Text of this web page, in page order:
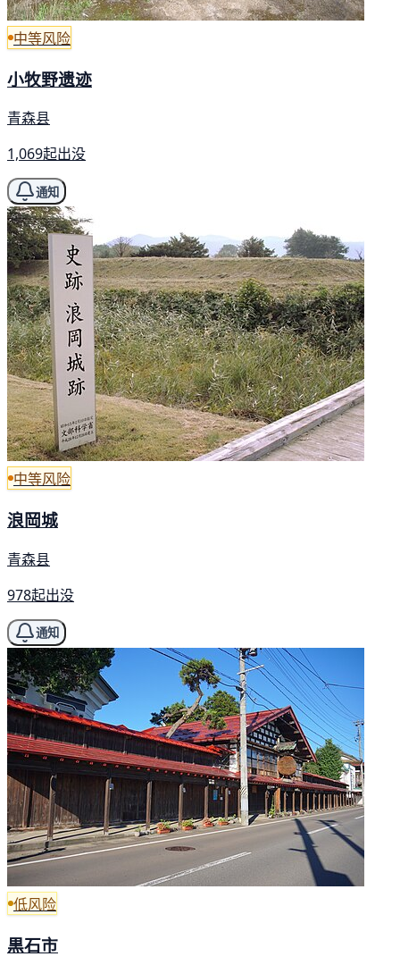
中等风险
小牧野遗迹
青森县
1,069起出没
通知
中等风险
浪岡城
青森县
978起出没
通知
低风险
黒石市